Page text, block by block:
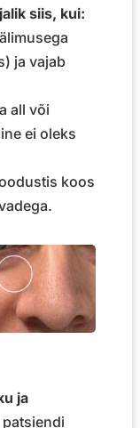
siis, kui:
ja vajab
all või
ei oleks
koos
ja